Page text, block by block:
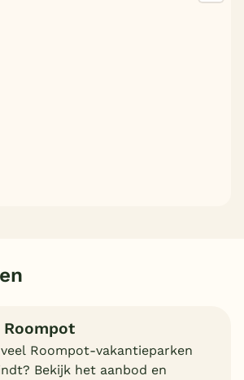
Roompot-vakantieparken
Bekijk het aanbod en